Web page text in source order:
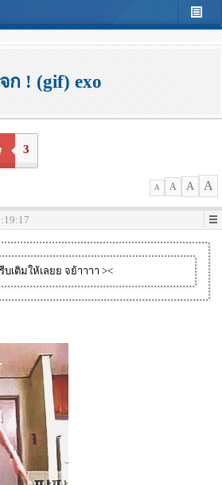
ก ! (gif) exo
3
A A A A
เติมให้เลยย จย้าาาา ><